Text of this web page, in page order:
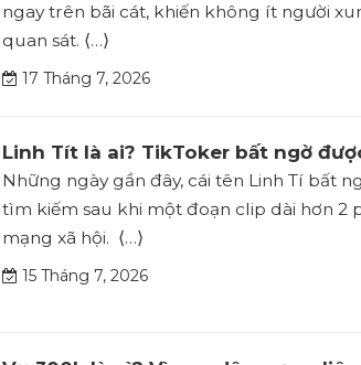
ngay trên bãi cát, khiến không ít người
quan sát. ⟨…⟩
17 Tháng 7, 2026
Linh Tít là ai? TikToker bất ngờ
Những ngày gần đây, cái tên Linh Tí bất
tìm kiếm sau khi một đoạn clip dài hơn 2
mạng xã hội. ⟨…⟩
15 Tháng 7, 2026